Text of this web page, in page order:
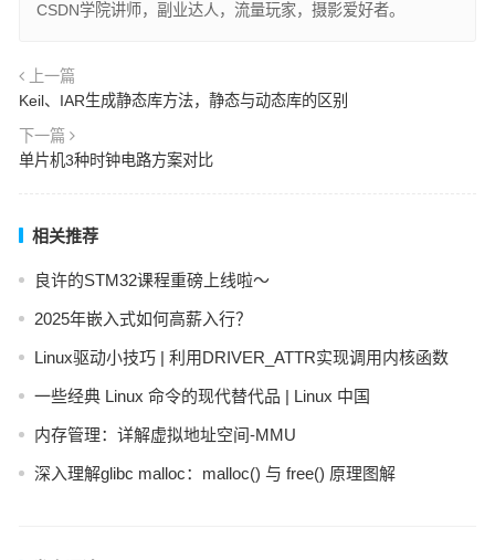
CSDN学院讲师，副业达人，流量玩家，摄影爱好者。
上一篇
Keil、IAR生成静态库方法，静态与动态库的区别
下一篇
单片机3种时钟电路方案对比
相关推荐
良许的STM32课程重磅上线啦～
2025年嵌入式如何高薪入行？
Linux驱动小技巧 | 利用DRIVER_ATTR实现调用内核函数
一些经典 Linux 命令的现代替代品 | Linux 中国
内存管理：详解虚拟地址空间-MMU
深入理解glibc malloc：malloc() 与 free() 原理图解